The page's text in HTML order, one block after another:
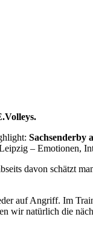
Sachsenderby
– Emotionen,
davon schätzt
auf Angriff. Im
wir natürlich die